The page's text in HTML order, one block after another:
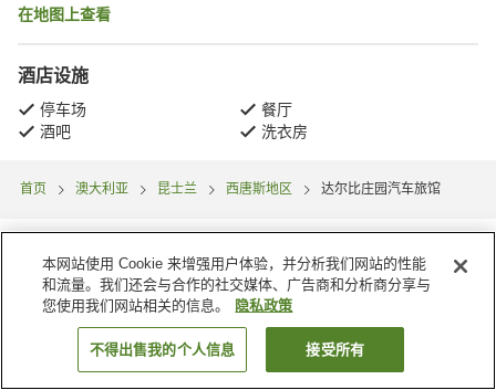
在地图上查看
酒店设施
停车场
餐厅
酒吧
洗衣房
首页 澳大利亚 昆士兰 西唐斯地区 达尔比庄园汽车旅馆
搜索客房
本网站使用 Cookie 来增强用户体验，并分析我们网站的性能
和流量。我们还会与合作的社交媒体、广告商和分析商分享与
您使用我们网站相关的信息。
隐私政策
不得出售我的个人信息 接受所有